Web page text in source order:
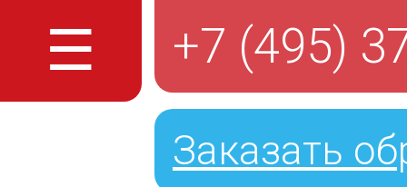
☰ +7 (495)
Заказать